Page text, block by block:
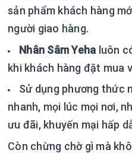
sản phẩm khách hàng
người giao hàng.
Nhân Sâm Yeha luôn
khi khách hàng đặt mua
Sử dụng phương thức
nhanh, mọi lúc mọi nơi,
ưu đãi, khuyến mại hấp
Còn chừng chờ gì mà